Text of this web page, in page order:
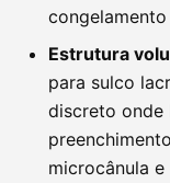
Estrutura
para sulco
discreto onde
microcânula